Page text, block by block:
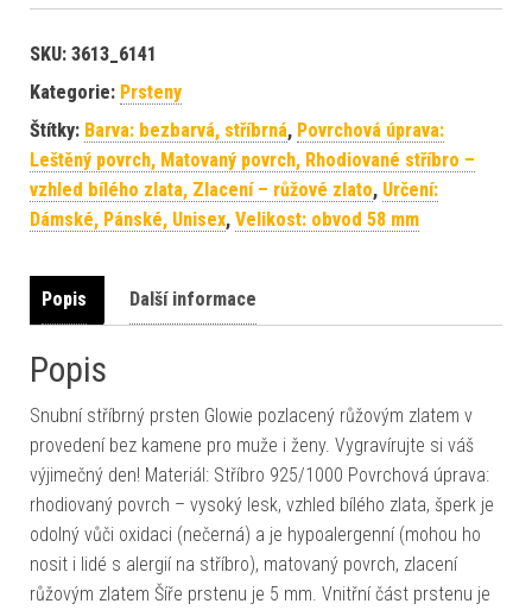
SKU: 3613_6141
Kategorie: Prsteny
Štítky: Barva: bezbarvá, stříbrná, Povrchová úprava:
Leštěný povrch, Matovaný povrch, Rhodiované stříbro –
vzhled bílého zlata, Zlacení – růžové zlato, Určení:
Dámské, Pánské, Unisex, Velikost: obvod 58 mm
Popis Další informace
Popis
Snubní stříbrný prsten Glowie pozlacený růžovým zlatem v
provedení bez kamene pro muže i ženy. Vygravírujte si váš
výjimečný den! Materiál: Stříbro 925/1000 Povrchová úprava:
rhodiovaný povrch – vysoký lesk, vzhled bílého zlata, šperk je
odolný vůči oxidaci (nečerná) a je hypoalergenní (mohou ho
nosit i lidé s alergií na stříbro), matovaný povrch, zlacení
růžovým zlatem Šíře prstenu je 5 mm. Vnitřní část prstenu je